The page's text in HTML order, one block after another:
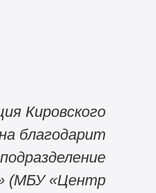
Кировского
благодарит
(МБУ «Центр